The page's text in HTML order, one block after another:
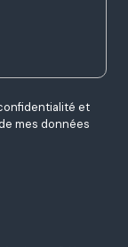
et
mes données